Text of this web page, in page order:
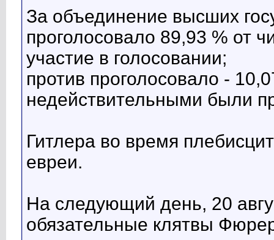
За объединение высших
проголосовало 89,93 % от
участие в голосовании;
против проголосовало -
недействительными были
Гитлера во время
евреи.
На следующий день, 20
обязательные клятвы